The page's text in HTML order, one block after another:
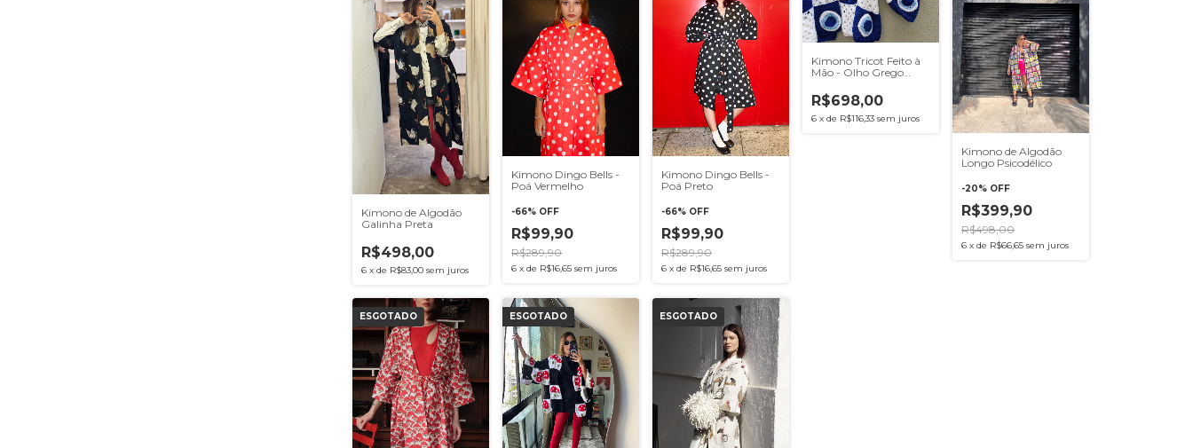
Kimono de Algodão
Galinha Preta
R$498,00
6 x de R$83,00 sem juros
Kimono Dingo Bells -
Poá Vermelho
-66% OFF
R$99,90
R$289,90
6 x de R$16,65 sem juros
Kimono Dingo Bells -
Poá Preto
-66% OFF
R$99,90
R$289,90
6 x de R$16,65 sem juros
Kimono Tricot Feito à
Mão - Olho Grego
R$698,00
6 x de R$116,33 sem juros
Kimono de Algodão
Longo Psicodélico
-20% OFF
R$399,90
R$498,00
6 x de R$66,65 sem juros
ESGOTADO ESGOTADO ESGOTADO